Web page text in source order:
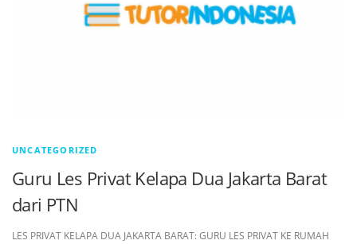
UNCATEGORIZED
Guru Les Privat Kelapa Dua Jakarta Barat
dari PTN
LES PRIVAT KELAPA DUA JAKARTA BARAT: GURU LES PRIVAT KE RUMAH